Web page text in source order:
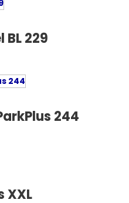
229
244
XXL